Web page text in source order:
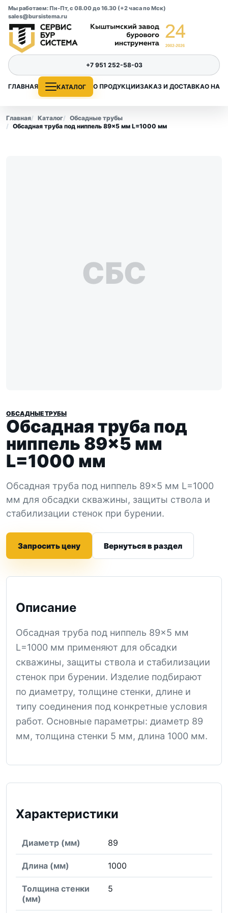
Мы работаем: Пн-Пт, с 08.00 до 16.30 (+2 часа по Мск)
sales@bursistema.ru
ГЛАВНАЯ КАТАЛОГ О ПРОДУКЦИИЗАКАЗ И ДОСТАВКАО НАС
+7 951 252-58-03
Главная Каталог
Обсадные трубы
Обсадная труба под ниппель 89×5 мм L=1000 мм
СБС
ОБСАДНЫЕ ТРУБЫ
Обсадная труба под
ниппель 89×5 мм
L=1000 мм
Обсадная труба под ниппель 89×5 мм L=1000
мм для обсадки скважины, защиты ствола и
стабилизации стенок при бурении.
Запросить цену Вернуться в раздел
Описание
Обсадная труба под ниппель 89×5 мм
L=1000 мм применяют для обсадки
скважины, защиты ствола и стабилизации
стенок при бурении. Изделие подбирают
по диаметру, толщине стенки, длине и
типу соединения под конкретные условия
работ. Основные параметры: диаметр 89
мм, толщина стенки 5 мм, длина 1000 мм.
Характеристики
Диаметр (мм) 89
Длина (мм) 1000
Толщина стенки
(мм)
5